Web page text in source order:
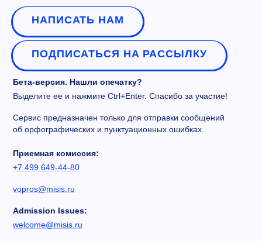
НАПИСАТЬ НАМ
ПОДПИСАТЬСЯ НА РАССЫЛКУ
Бета-версия. Нашли опечатку?
Выделите ее и нажмите Ctrl+Enter. Спасибо за участие!
Сервис предназначен только для отправки сообщений
об орфографических и пунктуационных ошибках.
Приемная комиссия:
+7 499 649-44-80
vopros@misis.ru
Admission Issues:
welcome@misis.ru